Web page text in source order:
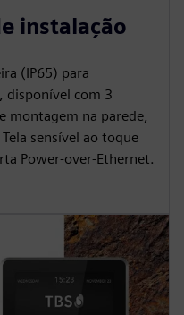
instalação
(IP65) para
disponível com 3
montagem na parede,
sensível ao toque
Power-over-Ethernet.